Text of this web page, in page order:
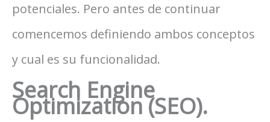
potenciales. Pero antes de continuar
comencemos definiendo ambos conceptos
y cual es su funcionalidad.
Search Engine
Optimization (SEO).